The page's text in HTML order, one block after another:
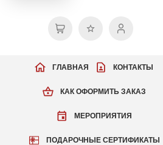
КАК ОФОРМИТЬ ЗАКАЗ
МЕРОПРИЯТИЯ
ПОДАРОЧНЫЕ СЕРТИФИКАТЫ
ГЛАВНАЯ КОНТАКТЫ